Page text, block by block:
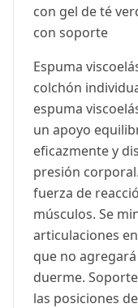
con gel de té
con soporte
Espuma
colchón
espuma
un apoyo
eficazmente y
presión
fuerza de
músculos. Se
articulaciones
que no
duerme.
las posiciones